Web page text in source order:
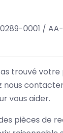
0001 /
trouvé
nous
vous aider.
pièces de